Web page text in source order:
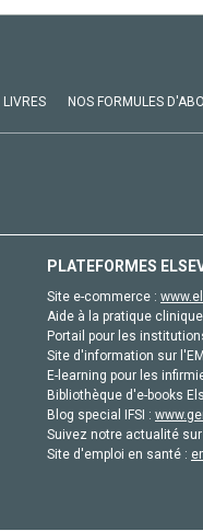
LIVRES NOS FORMULES
PLATEFORMES
Site e-commerce :
Aide à la pratique
Portail pour les
Site d'information sur
E-learning pour les
Bibliothèque d'e-books
Blog special IFSI :
Suivez notre actualité
Site d'emploi en santé :